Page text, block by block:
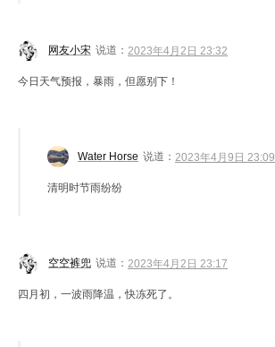
网友小宋 说道： 2023年4月2日 23:32
今日天气预报，暴雨，但愿别下！
Water Horse 说道： 2023年4月9日 23:09
清明时节雨纷纷
空空裤兜 说道： 2023年4月2日 23:17
四月初，一波雨降温，快冻死了。